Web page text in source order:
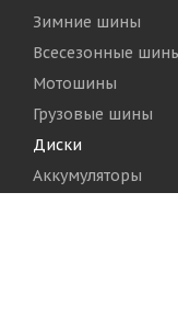
Зимние шины
Всесезонные
Мотошины
Грузовые шины
Диски
Аккумуляторы